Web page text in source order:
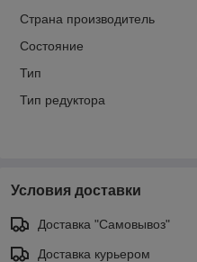
Страна производитель
Состояние
Тип
Тип редуктора
Условия доставки
Доставка "Самовывоз"
Доставка курьером